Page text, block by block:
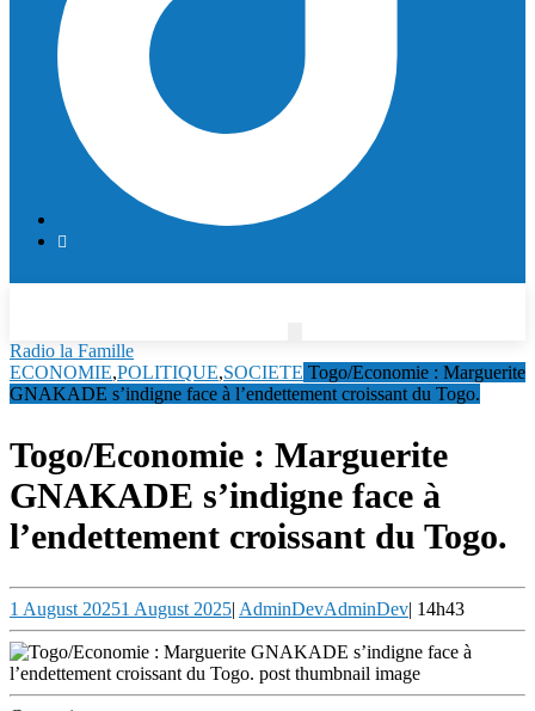
Radio la Famille
ECONOMIE,POLITIQUE,SOCIETE Togo/Economie : Marguerite
GNAKADE s’indigne face à l’endettement croissant du Togo.
Togo/Economie : Marguerite
GNAKADE s’indigne face à
l’endettement croissant du Togo.
1 August 20251 August 2025| AdminDevAdminDev| 14h43